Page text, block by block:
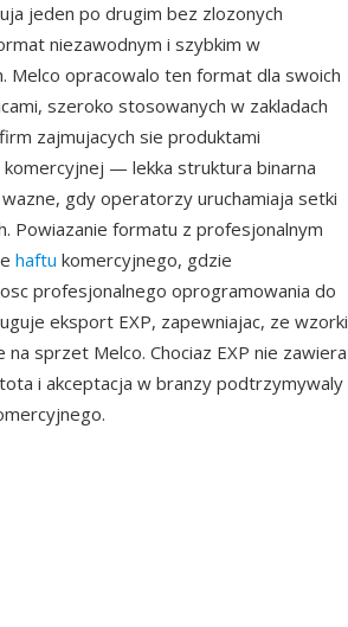
jeden po drugim bez zlozonych
niezawodnym i szybkim w
Melco opracowalo ten format dla swoich
szeroko stosowanych w zakladach
zajmujacych sie produktami
— lekka struktura binarna
gdy operatorzy uruchamiaja setki
Powiazanie formatu z profesjonalnym
haftu komercyjnego, gdzie
profesjonalnego oprogramowania do
eksport EXP, zapewniajac, ze wzorki
sprzet Melco. Chociaz EXP nie zawiera
i akceptacja w branzy podtrzymywaly